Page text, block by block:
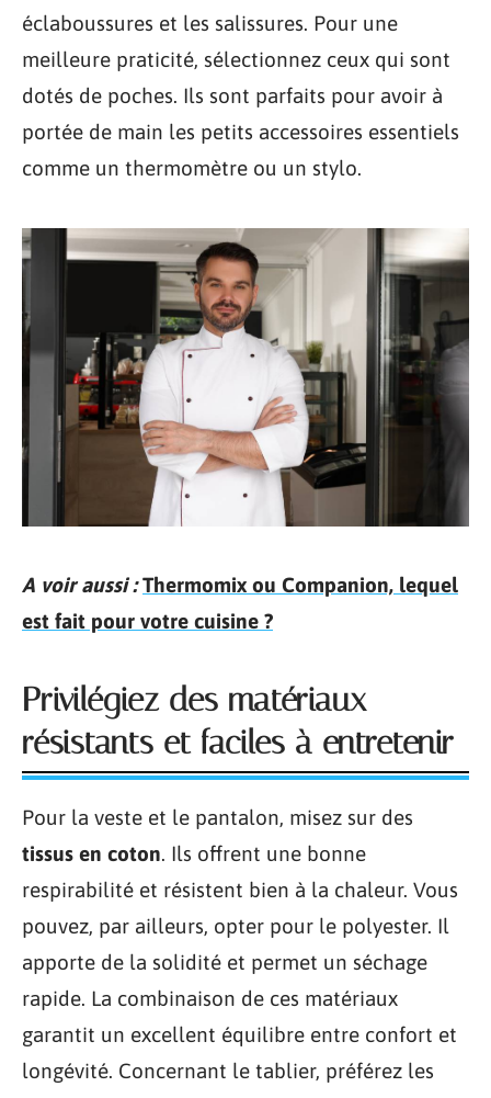
éclaboussures et les salissures. Pour une
meilleure praticité, sélectionnez ceux qui sont
dotés de poches. Ils sont parfaits pour avoir à
portée de main les petits accessoires essentiels
comme un thermomètre ou un stylo.
A voir aussi : Thermomix ou Companion, lequel
est fait pour votre cuisine ?
Privilégiez des matériaux
résistants et faciles à entretenir
Pour la veste et le pantalon, misez sur des
tissus en coton. Ils offrent une bonne
respirabilité et résistent bien à la chaleur. Vous
pouvez, par ailleurs, opter pour le polyester. Il
apporte de la solidité et permet un séchage
rapide. La combinaison de ces matériaux
garantit un excellent équilibre entre confort et
longévité. Concernant le tablier, préférez les